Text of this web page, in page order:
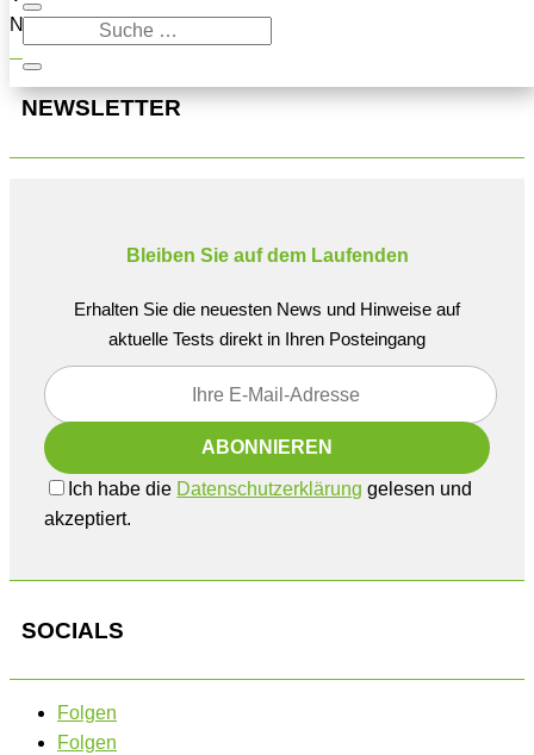
Navigation oben, um den Beitrag zu finden.
NEWSLETTER
Bleiben Sie auf dem Laufenden
Erhalten Sie die neuesten News und Hinweise auf
aktuelle Tests direkt in Ihren Posteingang
Ich habe die Datenschutzerklärung gelesen und
akzeptiert.
SOCIALS
Folgen
Folgen